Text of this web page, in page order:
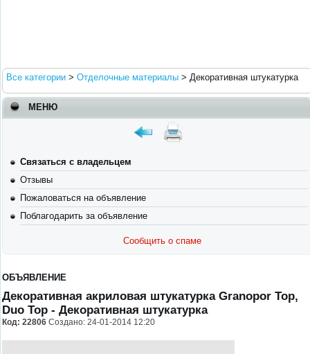
Все категории > Отделочные материалы > Декоративная штукатурка
МЕНЮ
Связаться с владельцем
Отзывы
Пожаловаться на объявление
Поблагодарить за объявление
Сообщить о спаме
ОБЪЯВЛЕНИЕ
Декоративная акриловая штукатурка Granopor Top,
Duo Top - Декоративная штукатурка
Код: 22806 Создано: 24-01-2014 12:20